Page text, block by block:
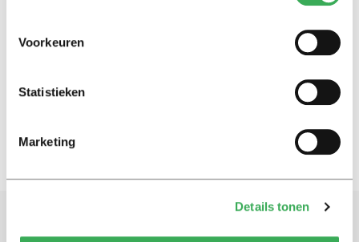
Voorkeuren
Statistieken
Marketing
Details tonen
badmintonnen en barbecueën
Schrijf je in voor onze nieuwsbrief